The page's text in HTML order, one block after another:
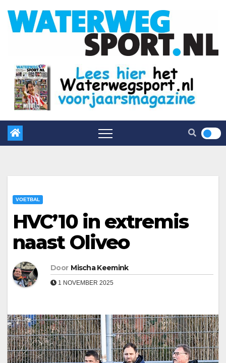
VOETBAL
HVC’10 in extremis
naast Oliveo
Door Mischa Keemink
1 NOVEMBER 2025